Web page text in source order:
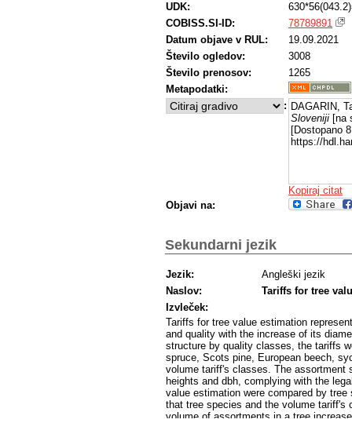
UDK:
COBISS.SI-ID:
78789891
Datum objave v RUL:
19.09.2021
Število ogledov:
3008
Število prenosov:
1265
Metapodatki:
: DAGARIN,
Sloveniji [na
[Dostopano
https://
Kopiraj citat
Objavi na:
Sekundarni jezik
Jezik:
Angleški jezik
Naslov:
Tariffs for tree
Izvleček:
Tariffs for tree value estimation
and quality with the increase of its
structure by quality classes, the tariffs
spruce, Scots pine, European beech,
volume tariff's classes. The assortment
heights and dbh, complying with the
value estimation were compared by
that tree species and the volume
volume of assortments in a tree